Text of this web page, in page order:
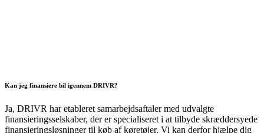
Kan jeg finansiere bil igennem DRIVR?
Ja, DRIVR har etableret samarbejdsaftaler med udvalgte
finansieringsselskaber, der er specialiseret i at tilbyde skræddersyede
finansieringsløsninger til køb af køretøjer. Vi kan derfor hjælpe dig